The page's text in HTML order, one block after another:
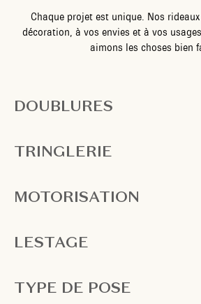
Chaque projet est unique. Nos
décoration, à vos envies et à vos
aimons les choses bien
DOUBLURES
TRINGLERIE
MOTORISATION
LESTAGE
TYPE DE POSE